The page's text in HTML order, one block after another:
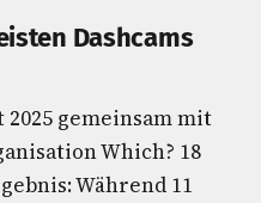
Dashcams
gemeinsam mit
Which? 18
Während 11